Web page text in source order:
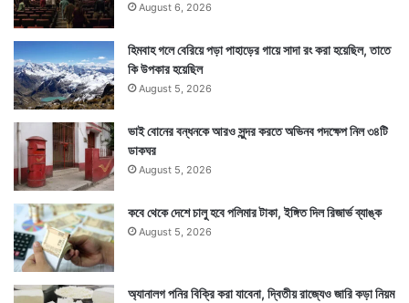
August 6, 2026
হিমবাহ গলে বেরিয়ে পড়া পাহাড়ের গায়ে সাদা রং করা হয়েছিল, তাতে
কি উপকার হয়েছিল
August 5, 2026
ভাই বোনের বন্ধনকে আরও সুন্দর করতে অভিনব পদক্ষেপ নিল ৩৪টি
ডাকঘর
August 5, 2026
কবে থেকে দেশে চালু হবে পলিমার টাকা, ইঙ্গিত দিল রিজার্ভ ব্যাঙ্ক
August 5, 2026
অ্যানালগ পনির বিক্রি করা যাবেনা, দ্বিতীয় রাজ্যেও জারি কড়া নিয়ম